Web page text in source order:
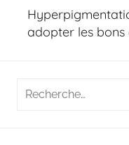
adopter les
Recherche